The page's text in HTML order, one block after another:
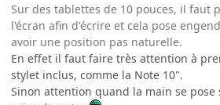
Sur des tablettes de 10 pouces, il faut
l'écran afin d'écrire et cela pose
avoir une position pas naturelle.
En effet il faut faire très attention à
stylet inclus, comme la Note 10".
Sinon attention quand la main se pose